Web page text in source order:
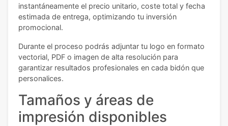
instantáneamente el precio unitario, coste total y fecha
estimada de entrega, optimizando tu inversión
promocional.
Durante el proceso podrás adjuntar tu logo en formato
vectorial, PDF o imagen de alta resolución para
garantizar resultados profesionales en cada bidón que
personalices.
Tamaños y áreas de
impresión disponibles